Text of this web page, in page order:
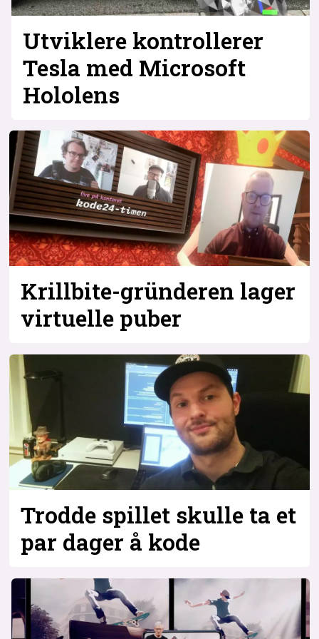
Utviklere kontrollerer
Tesla med Microsoft
Hololens
Krillbite-gründeren lager
virtuelle puber
Trodde spillet skulle ta et
par dager å kode